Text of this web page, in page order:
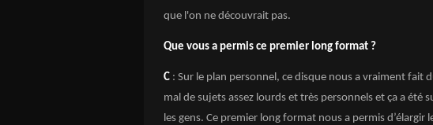
que l'on ne découvrait pas.
Que vous a permis ce premier long format ?
C : Sur le plan personnel, ce disque nous a vraiment fait
mal de sujets assez lourds et très personnels et ça a été
les gens. Ce premier long format nous a permis d’élargir